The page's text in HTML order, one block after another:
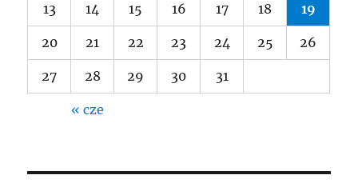
13 14 15 16 17 18 19
20 21 22 23 24 25 26
27 28 29 30 31
« cze